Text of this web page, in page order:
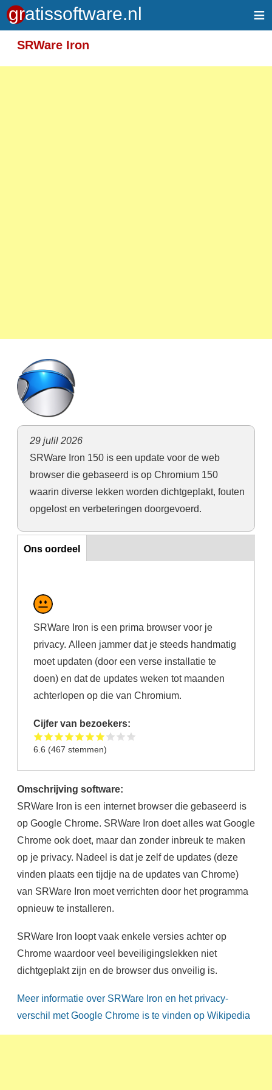
≡
SRWare Iron
29 julil 2026
SRWare Iron 150 is een update voor de web
browser die gebaseerd is op Chromium 150
waarin diverse lekken worden dichtgeplakt, fouten
opgelost en verbeteringen doorgevoerd.
Horizontal Tabs
Ons oordeel
SRWare Iron is een prima browser voor je
privacy. Alleen jammer dat je steeds handmatig
moet updaten (door een verse installatie te
doen) en dat de updates weken tot maanden
achterlopen op die van Chromium.
Cijfer van bezoekers:
6.6 (467 stemmen)
Omschrijving software:
SRWare Iron is een internet browser die gebaseerd is
op Google Chrome. SRWare Iron doet alles wat Google
Chrome ook doet, maar dan zonder inbreuk te maken
op je privacy. Nadeel is dat je zelf de updates (deze
vinden plaats een tijdje na de updates van Chrome)
van SRWare Iron moet verrichten door het programma
opnieuw te installeren.
SRWare Iron loopt vaak enkele versies achter op
Chrome waardoor veel beveiligingslekken niet
dichtgeplakt zijn en de browser dus onveilig is.
Meer informatie over SRWare Iron en het privacy-
verschil met Google Chrome is te vinden op Wikipedia